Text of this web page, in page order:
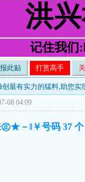
洪
记住我们
此贴 打赏高手
最有实力的猛料,助您实
08 04:09
㊣★－‖￥号码 37